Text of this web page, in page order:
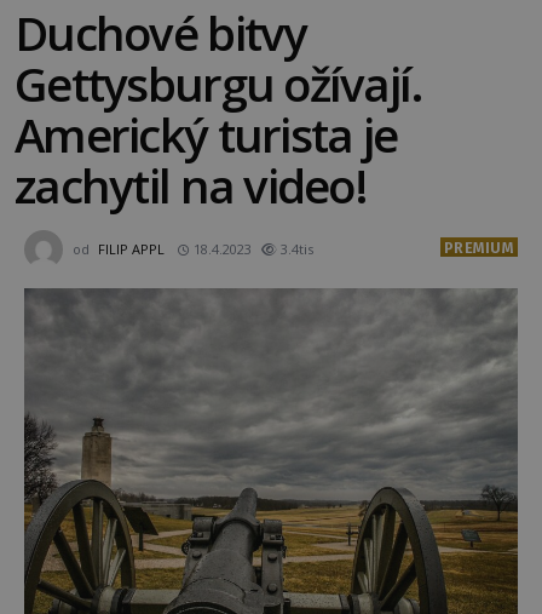
Duchové bitvy
Gettysburgu ožívají.
Americký turista je
zachytil na video!
od FILIP APPL 18.4.2023 3.4tis PREMIUM